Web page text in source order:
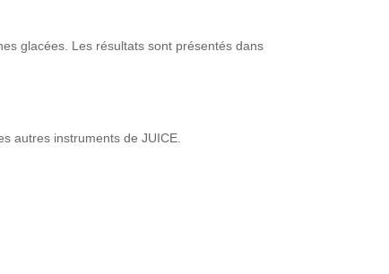
glacées. Les résultats sont présentés dans
autres instruments de JUICE.